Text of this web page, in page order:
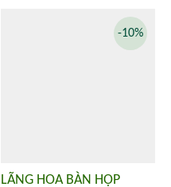
LÃNG HOA BÀN HỌP
-10%